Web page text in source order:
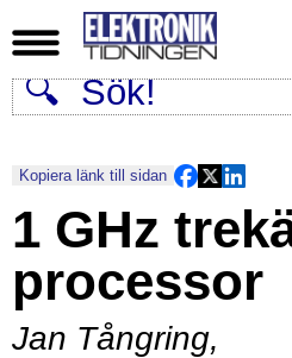
Kopiera länk till sidan
1 GHz
processor
Jan Tångring,